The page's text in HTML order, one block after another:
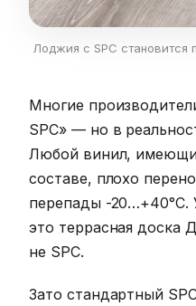
Лоджия с SPC становится
Многие
SPC» — но в
Любой винил,
составе, плохо
перепады -
это террасная доска
не SPC.
Зато стандартный